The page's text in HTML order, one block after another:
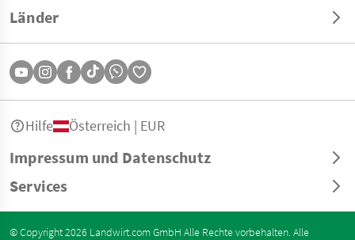
Länder
Impressum und Datenschutz
Services
Hilfe Österreich | EUR
© Copyright 2026 Landwirt.com GmbH Alle Rechte vorbehalten. Alle